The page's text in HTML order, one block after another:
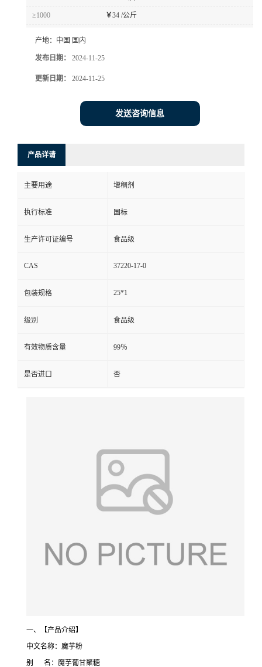
≥1000 ￥34 /公斤
产地： 中国 国内
发布日期： 2024-11-25
更新日期： 2024-11-25
发送咨询信息
产品详请
主要用途 增稠剂
执行标准 国标
生产许可证编号 食品级
CAS 37220-17-0
包装规格 25*1
级别 食品级
有效物质含量 99％
是否进口 否
一、【产品介绍】
中文名称：魔芋粉
别 名：魔芋葡甘聚糖